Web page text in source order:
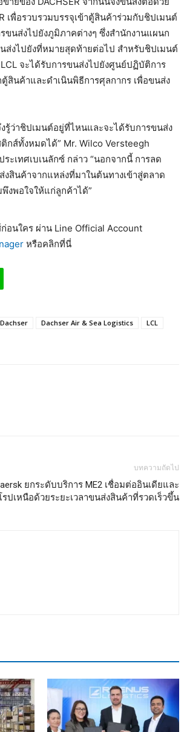
เพื่อรวบรวมบรรจุเข้าตู้สินค้าร่วมกับชิปเมนต์
นส่งไปยังภูมิภาคต่างๆ ซึ่งสำนักงานแผนก
ส่งไปยังที่หมายสุดท้ายต่อไป สำหรับชิปเมนต์
จะได้รับการขนส่งไปยังศูนย์ปฏิบัติการ
สินค้าและดำเนินพิธีการศุลกากร เพื่อขนส่ง
รู้ว่าชิปเมนต์อยู่ที่ไหนและจะได้รับการขนส่ง
กส์ทั้งหมดได้” Mr. Wilco Versteegh
ะเทศเบเนลักซ์ กล่าว “นอกจากนี้ การลด
งสินค้าจากแหล่งที่มาในต้นทางเข้าสู่ตลาด
งพอใจให้แก่ลูกค้าได้”
อนใคร ผ่าน Line Official Account
หรือคลิกที่นี่
Dachser Dachser Air & Sea Logistics
LCL
บทความถัดไป
ยกระดับบริการ ME2 เชื่อมต่ออินเดียและ
รปเหนือด้วยระยะเวลาขนส่งสินค้าที่รวดเร็วขึ้น